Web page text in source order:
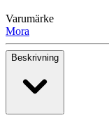
Varumärke
Mora
Beskrivning